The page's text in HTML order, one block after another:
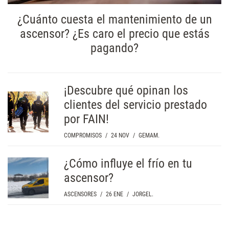
¿Cuánto cuesta el mantenimiento de un
ascensor? ¿Es caro el precio que estás
pagando?
¡Descubre qué opinan los
clientes del servicio prestado
por FAIN!
COMPROMISOS / 24 NOV / GEMAM.
¿Cómo influye el frío en tu
ascensor?
ASCENSORES / 26 ENE / JORGEL.